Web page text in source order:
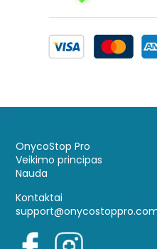
OnycoStop Pro
Veikimo principas
Nauda
Kontaktai